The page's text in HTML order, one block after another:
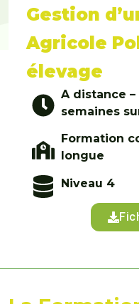
Gestion
Agricole
élevage
A distance –
semaines
Formation
longue
Niveau 4